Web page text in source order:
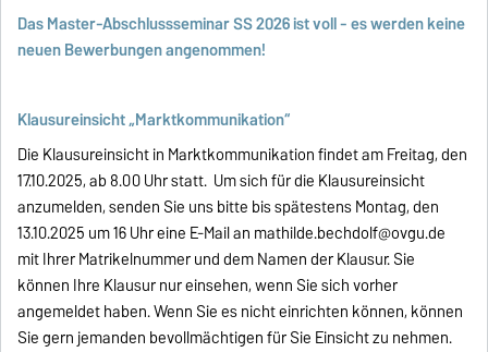
Das Master-Abschlussseminar SS 2026 ist voll - es werden keine
neuen Bewerbungen angenommen!
Klausureinsicht „Marktkommunikation“
Die Klausureinsicht in Marktkommunikation findet am Freitag, den
17.10.2025, ab 8.00 Uhr statt. Um sich für die Klausureinsicht
anzumelden, senden Sie uns bitte bis spätestens Montag, den
13.10.2025 um 16 Uhr eine E-Mail an mathilde.bechdolf@ovgu.de
mit Ihrer Matrikelnummer und dem Namen der Klausur. Sie
können Ihre Klausur nur einsehen, wenn Sie sich vorher
angemeldet haben. Wenn Sie es nicht einrichten können, können
Sie gern jemanden bevollmächtigen für Sie Einsicht zu nehmen.